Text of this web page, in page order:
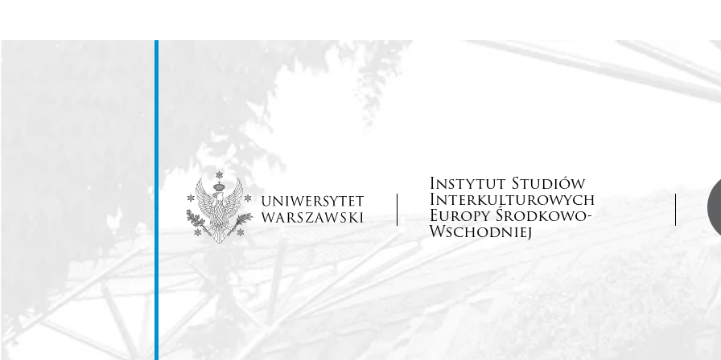
Instytut Studiów
Interkulturowych
Europy Środkowo-
Wschodniej